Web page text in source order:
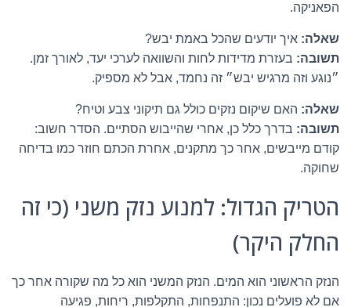
הפאניקה.
שאלה: איך יודעים שהכל באמת יבש?
תשובה: בעזרת מדידות לחות והשוואה לערכי יעד, לאורך זמן.
״נוגע וזה מרגיש יבש״ זה נחמד, אבל לא מספיק.
שאלה: האם שיקום נזקים כולל גם תיקוני צבע וטיח?
תשובה: בדרך כלל כן, אחרי שהייבוש הסתיים. הסדר חשוב:
קודם מייבשים, אחר כך מתקנים, אחרת הכתם חוזר כמו בדיחה
שחוקה.
הטריק הגדול: למנוע נזק משני (כי זה
החלק היקר)
הנזק הראשוני הוא המים. הנזק המשני הוא כל מה שקורה אחר כך
אם לא פועלים נכון: התנפחות, התקלפות, ריחות, פגיעה